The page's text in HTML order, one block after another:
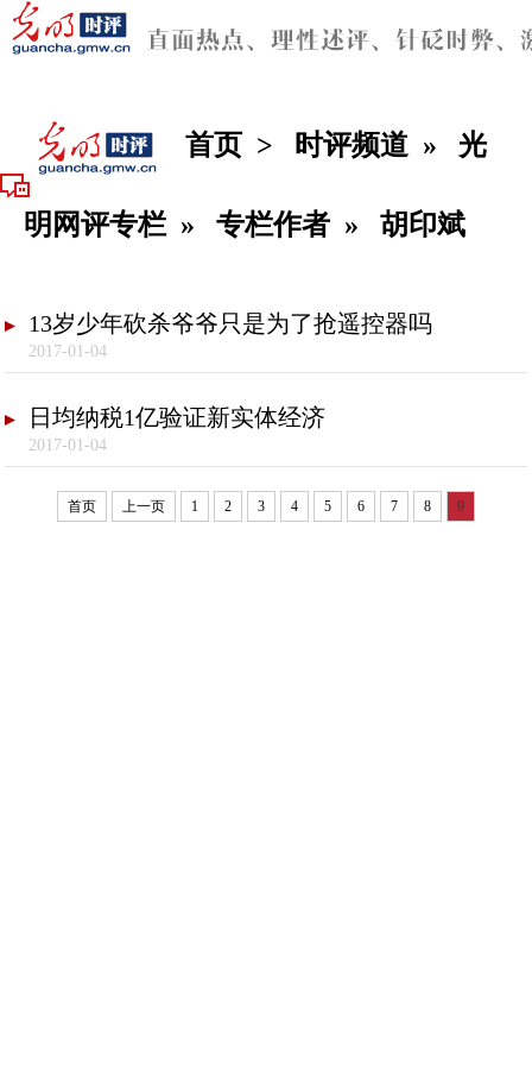
首页 > 时评频道 » 光
明网评专栏 » 专栏作者 » 胡印斌
13岁少年砍杀爷爷只是为了抢遥控器吗
2017-01-04
日均纳税1亿验证新实体经济
2017-01-04
首页 上一页 1 2 3 4 5 6 7 8 9